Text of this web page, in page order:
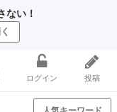
ない！
ログイン 投稿